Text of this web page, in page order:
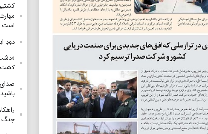
است
دودِ
کشت
باشید
جنگ